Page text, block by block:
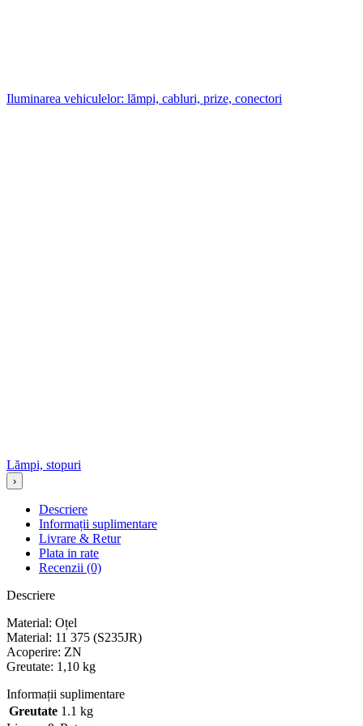
Iluminarea vehiculelor: lămpi, cabluri, prize, conectori
Lămpi, stopuri
›
Descriere
Informații suplimentare
Livrare & Retur
Plata in rate
Recenzii (0)
Descriere
Material: Oțel
Material: 11 375 (S235JR)
Acoperire: ZN
Greutate: 1,10 kg
Informații suplimentare
Greutate 1.1 kg